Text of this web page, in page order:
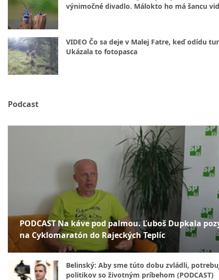
výnimočné divadlo. Málokto ho má šancu
VIDEO Čo sa deje v Malej Fatre, keď odídu
Ukázala to fotopasca
Podcast
PODCAST Na káve pod palmou. Ľuboš Dupkala
na Cyklomaratón do Rajeckých Teplíc
Belinský: Aby sme túto dobu zvládli,
politikov so životným príbehom (PODCAST)